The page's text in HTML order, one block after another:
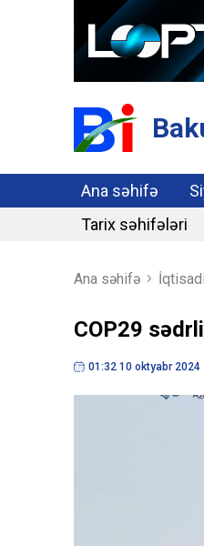
Ana səhifə
Tarix səhifələri
Ana səhifə
COP29
01:32 10 oktyabr 2024